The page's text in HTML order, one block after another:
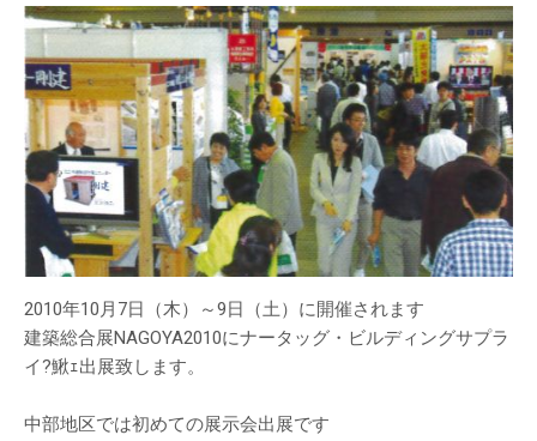
2010年10月7日（木）～9日（土）に開催されます
建築総合展NAGOYA2010にナータッグ・ビルディングサプラ
イ?鰍ｪ出展致します。
中部地区では初めての展示会出展です